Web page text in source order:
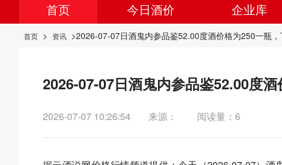
首页 今日酒价 企业库
首页 > 资讯 >2026-07-07日酒鬼内参品鉴52.00度酒价格为250一瓶
2026-07-07日酒鬼内参品鉴52.00度
2026-07-07 10:26:54 来源： 阅读量：6